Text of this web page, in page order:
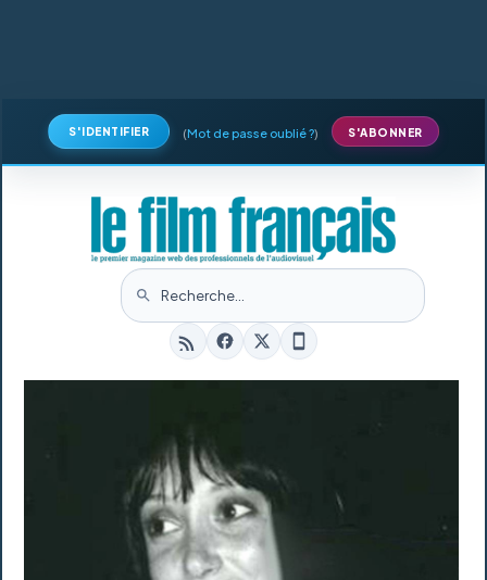
S'IDENTIFIER (Mot de passe oublié ?) S'ABONNER